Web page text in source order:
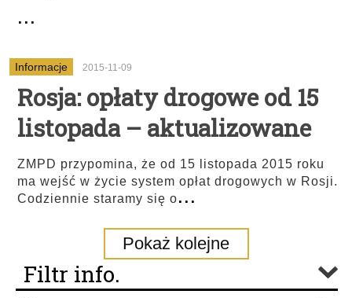
...
Informacje 2015-11-09
Rosja: opłaty drogowe od 15
listopada – aktualizowane
ZMPD przypomina, że od 15 listopada 2015 roku
ma wejść w życie system opłat drogowych w Rosji.
Codziennie staramy się o...
Pokaż kolejne
Filtr info.